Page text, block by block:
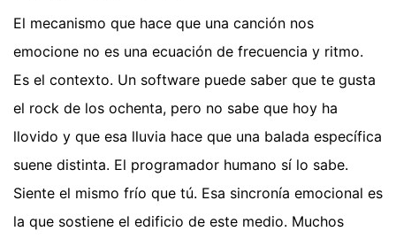
El mecanismo que hace que una canción nos
emocione no es una ecuación de frecuencia y ritmo.
Es el contexto. Un software puede saber que te gusta
el rock de los ochenta, pero no sabe que hoy ha
llovido y que esa lluvia hace que una balada específica
suene distinta. El programador humano sí lo sabe.
Siente el mismo frío que tú. Esa sincronía emocional es
la que sostiene el edificio de este medio. Muchos